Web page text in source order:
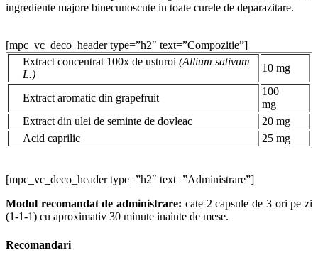
ingrediente majore binecunoscute in toate curele de deparazitare.
[mpc_vc_deco_header type=”h2″ text=”Compozitie”]
Extract concentrat 100x de usturoi (Allium sativum
L.)
10 mg
Extract aromatic din grapefruit
100
mg
Extract din ulei de seminte de dovleac
20 mg
Acid caprilic
25 mg
[mpc_vc_deco_header type=”h2″ text=”Administrare”]
Modul recomandat de administrare: cate 2 capsule de 3 ori pe zi
(1-1-1) cu aproximativ 30 minute inainte de mese.
Recomandari